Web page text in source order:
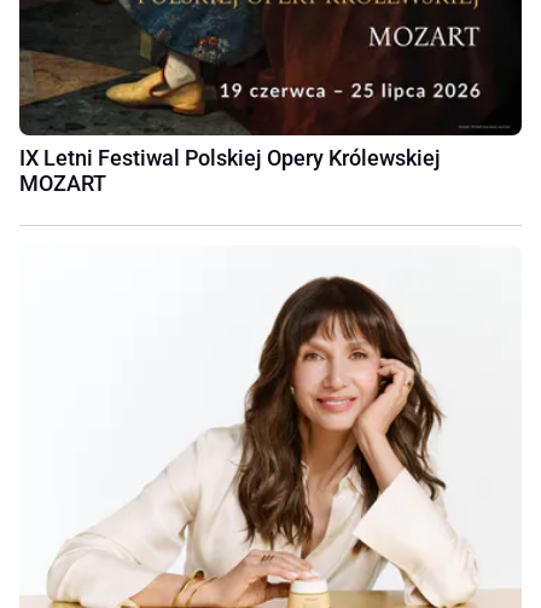
IX Letni Festiwal Polskiej Opery Królewskiej
MOZART